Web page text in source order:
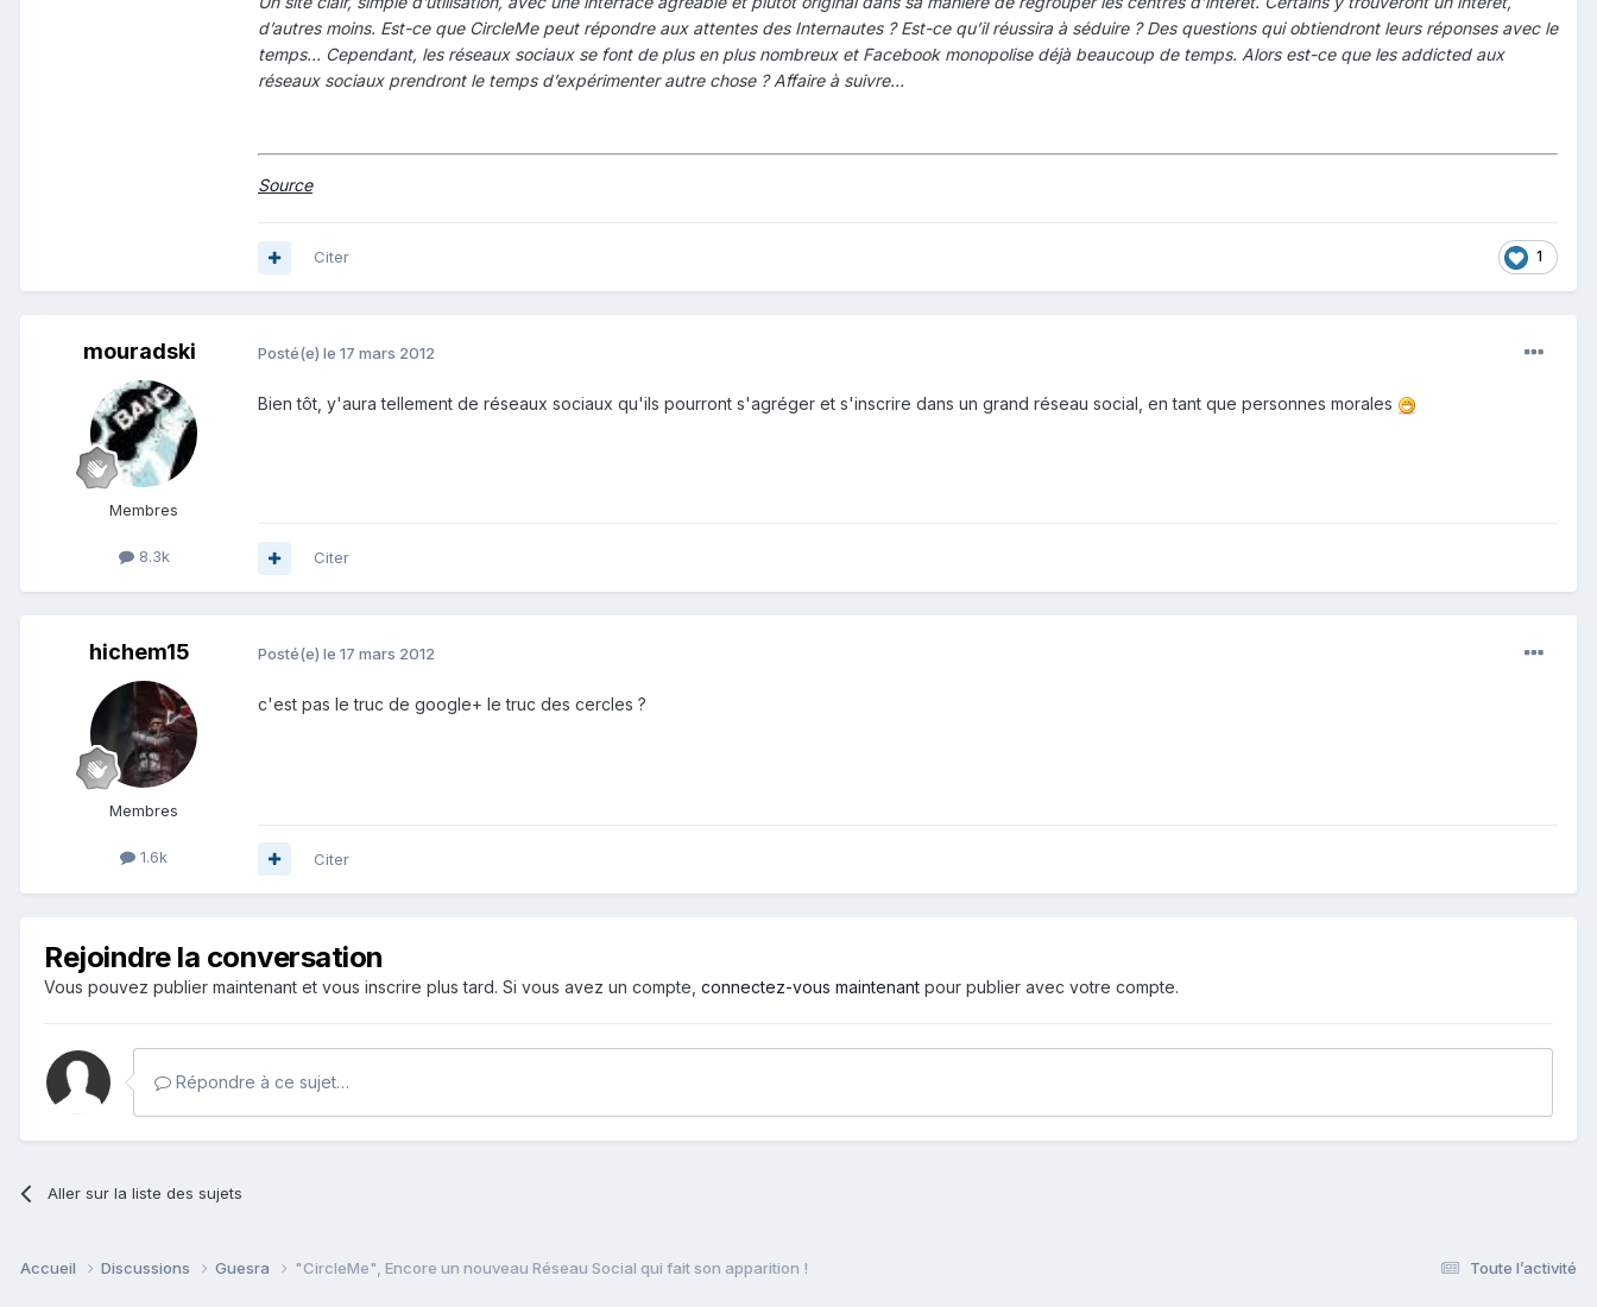
d’autres moins. Est-ce que CircleMe peut répondre aux attentes des Internautes ? Est-ce qu’il réussira à séduire ? Des questions qui obtiendront leurs réponses avec le
temps… Cependant, les réseaux sociaux se font de plus en plus nombreux et Facebook monopolise déjà beaucoup de temps. Alors est-ce que les addicted aux
réseaux sociaux prendront le temps d’expérimenter autre chose ? Affaire à suivre…
Source
1
Citer
mouradski
Membres
8.3k
Posté(e) le 17 mars 2012
Bien tôt, y'aura tellement de réseaux sociaux qu'ils pourront s'agréger et s'inscrire dans un grand réseau social, en tant que personnes morales
Citer
hichem15
Membres
1.6k
Posté(e) le 17 mars 2012
c'est pas le truc de google+ le truc des cercles ?
Citer
Rejoindre la conversation
Vous pouvez publier maintenant et vous inscrire plus tard. Si vous avez un compte, connectez-vous maintenant pour publier avec votre compte.
Répondre à ce sujet…
Aller sur la liste des sujets
Toute l’activité
Accueil Discussions Guesra "CircleMe", Encore un nouveau Réseau Social qui fait son apparition !